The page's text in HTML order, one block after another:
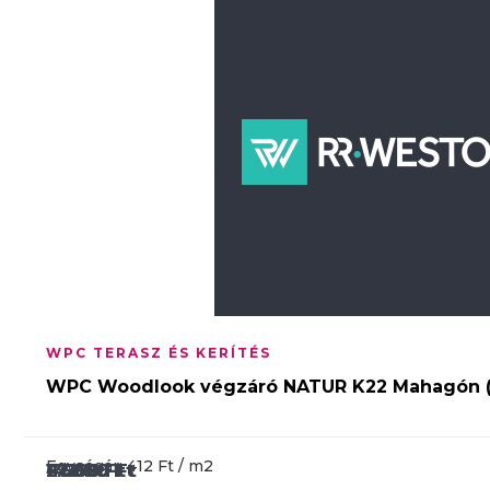
17 099Ft
14 020Ft
2 560Ft
6 296Ft
WPC TERASZ ÉS KERÍTÉS
WPC Woodlook végzáró NATUR K22 Mahagón
Egységár: 412 Ft / m2
412Ft